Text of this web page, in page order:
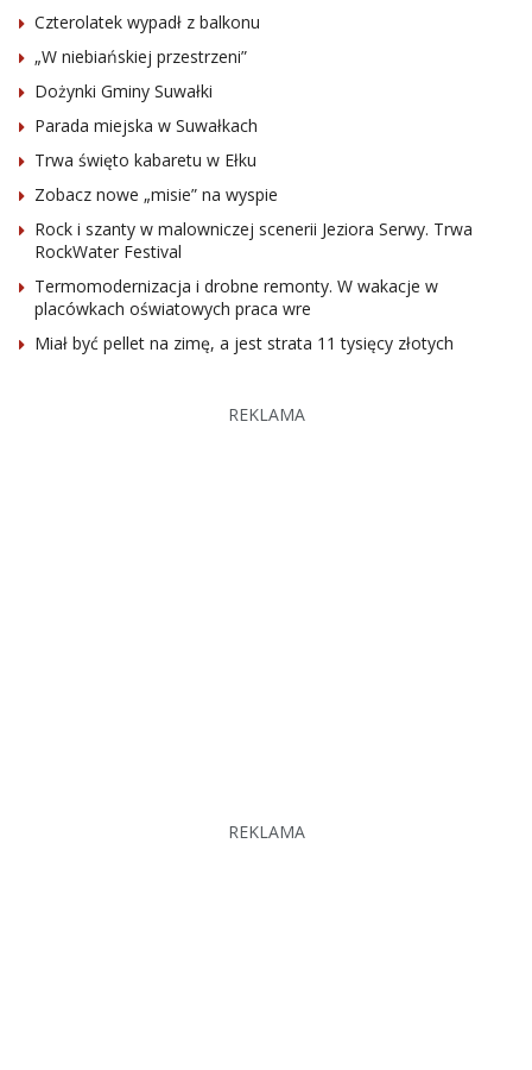
Czterolatek wypadł z balkonu
„W niebiańskiej przestrzeni”
Dożynki Gminy Suwałki
Parada miejska w Suwałkach
Trwa święto kabaretu w Ełku
Zobacz nowe „misie” na wyspie
Rock i szanty w malowniczej scenerii Jeziora Serwy. Trwa
RockWater Festival
Termomodernizacja i drobne remonty. W wakacje w
placówkach oświatowych praca wre
Miał być pellet na zimę, a jest strata 11 tysięcy złotych
REKLAMA
REKLAMA